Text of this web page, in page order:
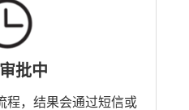
批中
程，结果会通过短信或